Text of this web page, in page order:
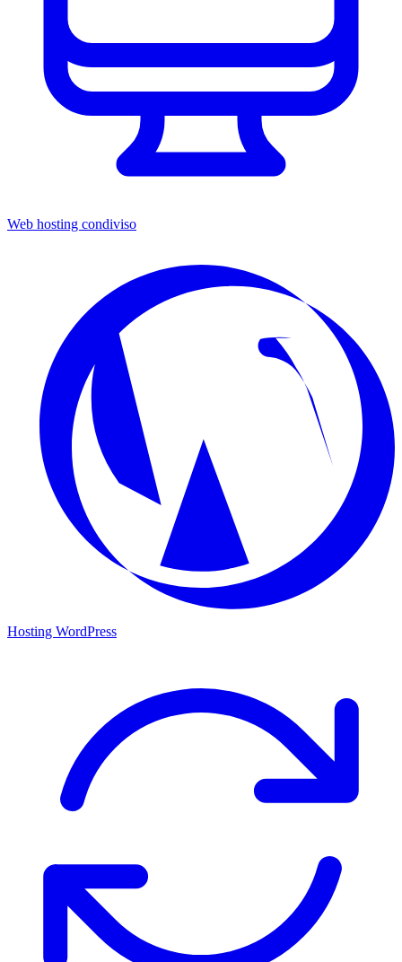
Web hosting condiviso
Hosting WordPress